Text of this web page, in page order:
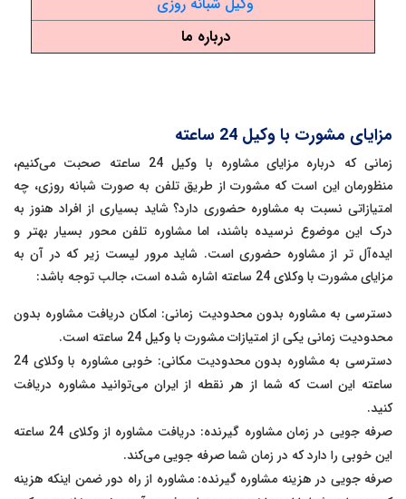
درباره ما
مزایای مشورت با وکیل 24 ساعته
زمانی که درباره مزایای مشاوره با وکیل 24 ساعته صحبت می‌کنیم،
منظورمان این است که مشورت از طریق تلفن به صورت شبانه روزی، چه
امتیازاتی نسبت به مشاوره حضوری دارد؟ شاید بسیاری از افراد هنوز به
درک این موضوع نرسیده باشند، اما مشاوره تلفن محور بسیار بهتر و
ایده‌آل تر از مشاوره حضوری است. شاید مرور لیست زیر که در آن به
مزایای مشورت با وکلای 24 ساعته اشاره شده است، جالب توجه باشد:
دسترسی به مشاوره بدون محدودیت زمانی: امکان دریافت مشاوره بدون
محدودیت زمانی یکی از امتیازات مشورت با وکیل 24 ساعته است.
دسترسی به مشاوره بدون محدودیت مکانی: خوبی مشاوره با وکلای 24
ساعته این است که شما از هر نقطه از ایران می‌توانید مشاوره دریافت
کنید.
صرفه جویی در زمان مشاوره گیرنده: دریافت مشاوره از وکلای 24 ساعته
این خوبی را دارد که در زمان شما صرفه جویی می‌کند.
صرفه جویی در هزینه مشاوره گیرنده: مشاوره از راه دور ضمن اینکه هزینه